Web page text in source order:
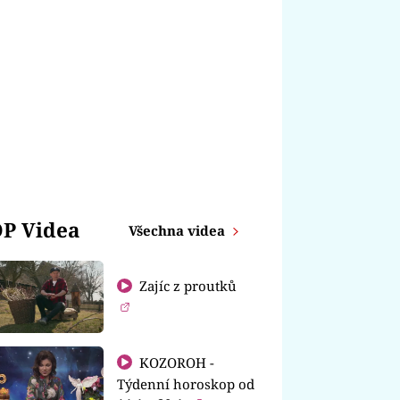
Videa Všechna videa
Zajíc z proutků
KOZOROH -
Týdenní horoskop od